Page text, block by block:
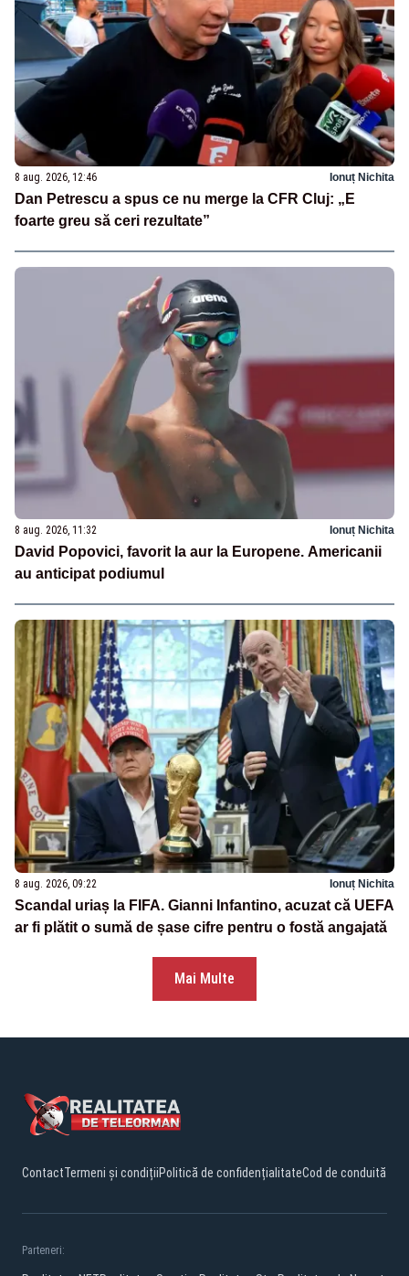
8 aug. 2026, 12:46 Ionuț Nichita
Dan Petrescu a spus ce nu merge la CFR Cluj: „E
foarte greu să ceri rezultate”
8 aug. 2026, 11:32 Ionuț Nichita
David Popovici, favorit la aur la Europene. Americanii
au anticipat podiumul
8 aug. 2026, 09:22 Ionuț Nichita
Scandal uriaș la FIFA. Gianni Infantino, acuzat că UEFA
ar fi plătit o sumă de șase cifre pentru o fostă angajată
Mai Multe
ContactTermeni și condițiiPolitică de confidențialitateCod de conduită
Parteneri: